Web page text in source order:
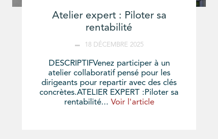
Atelier expert : Piloter sa
rentabilité
18 DÉCEMBRE 2025
DESCRIPTIFVenez participer à un
atelier collaboratif pensé pour les
dirigeants pour repartir avec des clés
concrètes.ATELIER EXPERT :Piloter sa
rentabilité... Voir l'article